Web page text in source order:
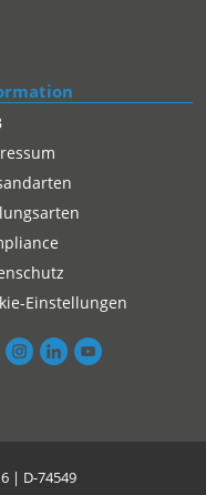
Einstellungen
| D-74549